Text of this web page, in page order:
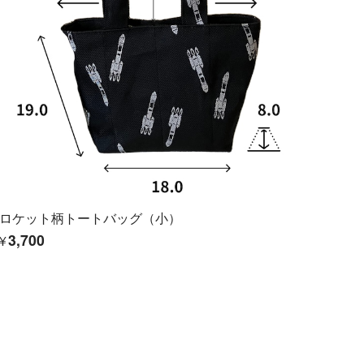
ロケット柄トートバッグ（小）
¥3,700